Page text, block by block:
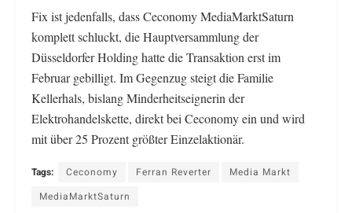
Fix ist jedenfalls, dass Ceconomy MediaMarktSaturn
komplett schluckt, die Hauptversammlung der
Düsseldorfer Holding hatte die Transaktion erst im
Februar gebilligt. Im Gegenzug steigt die Familie
Kellerhals, bislang Minderheitseignerin der
Elektrohandelskette, direkt bei Ceconomy ein und wird
mit über 25 Prozent größter Einzelaktionär.
Tags: Ceconomy Ferran Reverter
Media Markt
MediaMarktSaturn